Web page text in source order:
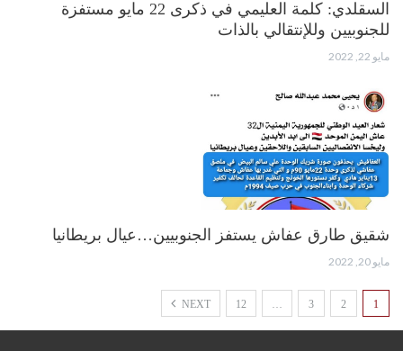
السقلدي: كلمة العليمي في ذكرى 22 مايو مستفزة
للجنوبيين وللإنتقالي بالذات
مايو 22, 2022
شقيق طارق عفاش يستفز الجنوبيين…عيال بريطانيا
مايو 20, 2022
1
2
3
12
NEXT